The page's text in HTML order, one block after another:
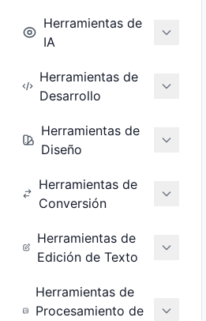
Herramientas de
IA
Herramientas de
Desarrollo
Herramientas de
Diseño
Herramientas de
Conversión
Herramientas de
Edición de Texto
Herramientas de
Procesamiento de